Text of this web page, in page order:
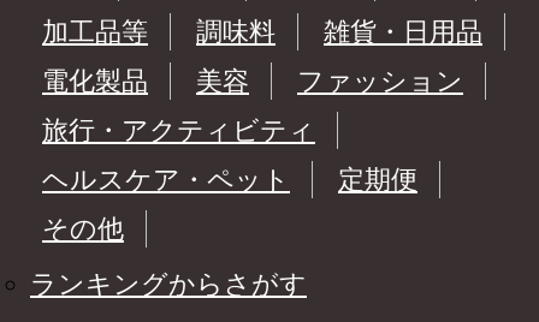
加工品等
調味料
雑貨・日用品
電化製品
美容
ファッション
旅行・アクティビティ
ヘルスケア・ペット
定期便
その他
ランキングからさがす